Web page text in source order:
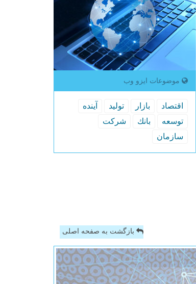
موضوعات ایزو وب
اقتصاد بازار تولید
آینده
توسعه
بانك
شركت
سازمان
بازگشت به صفحه اصلی